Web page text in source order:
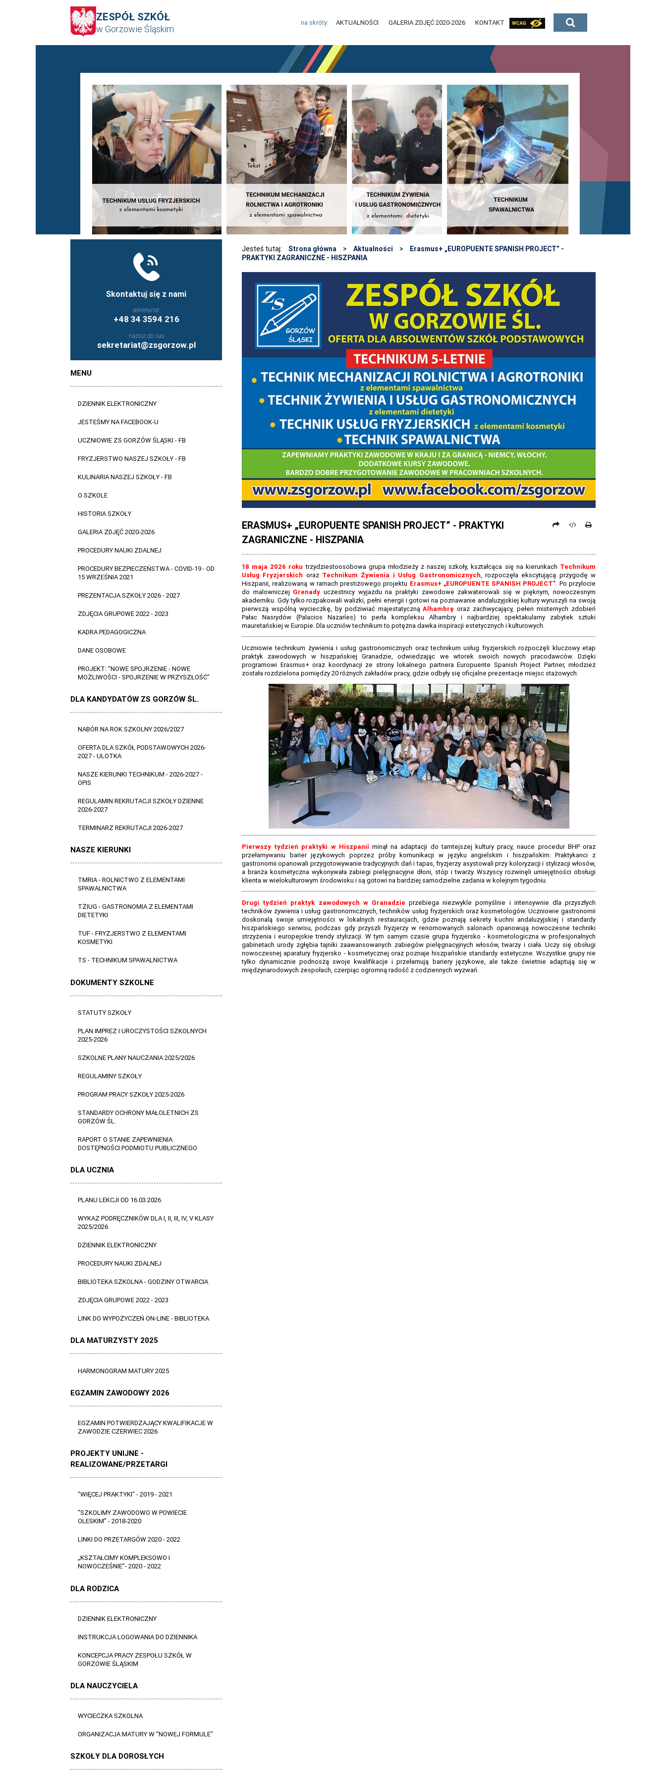
ZESPÓŁ SZKÓŁ
w Gorzowie Śląskim
na skróty: AKTUALNOŚCI GALERIA ZDJĘĆ 2020-2026 KONTAKT
Skontaktuj się z nami
sekretariat
+48 34 3594 216
napisz do nas
sekretariat@zsgorzow.pl
MENU
DZIENNIK ELEKTRONICZNY
JESTEŚMY NA FACEBOOK-U
UCZNIOWIE ZS GORZÓW ŚLĄSKI - FB
FRYZJERSTWO NASZEJ SZKOŁY - FB
KULINARIA NASZEJ SZKOŁY - FB
O SZKOLE
HISTORIA SZKOŁY
GALERIA ZDJĘĆ 2020-2026
PROCEDURY NAUKI ZDALNEJ
PROCEDURY BEZPIECZEŃSTWA - COVID-19 - OD
15 WRZEŚNIA 2021
PREZENTACJA SZKOŁY 2026 - 2027
ZDJĘCIA GRUPOWE 2022 - 2023
KADRA PEDAGOGICZNA
DANE OSOBOWE
PROJEKT: "NOWE SPOJRZENIE - NOWE
MOŻLIWOŚCI - SPOJRZENIE W PRZYSZŁOŚĆ"
DLA KANDYDATÓW ZS GORZÓW ŚL.
NABÓR NA ROK SZKOLNY 2026/2027
OFERTA DLA SZKÓŁ PODSTAWOWYCH 2026-
2027 - ULOTKA
NASZE KIERUNKI TECHNIKUM - 2026-2027 -
OPIS
REGULAMIN REKRUTACJI SZKOŁY DZIENNE
2026-2027
TERMINARZ REKRUTACJI 2026-2027
NASZE KIERUNKI
TMRIA - ROLNICTWO Z ELEMENTAMI
SPAWALNICTWA
TŻIUG - GASTRONOMIA Z ELEMENTAMI
DIETETYKI
TUF - FRYZJERSTWO Z ELEMENTAMI
KOSMETYKI
TS - TECHNIKUM SPAWALNICTWA
DOKUMENTY SZKOLNE
STATUTY SZKOŁY
PLAN IMPREZ I UROCZYSTOŚCI SZKOLNYCH
2025-2026
SZKOLNE PLANY NAUCZANIA 2025/2026
REGULAMINY SZKOŁY
PROGRAM PRACY SZKOŁY 2025-2026
STANDARDY OCHRONY MAŁOLETNICH ZS
GORZÓW ŚL.
RAPORT O STANIE ZAPEWNIENIA
DOSTĘPNOŚCI PODMIOTU PUBLICZNEGO
DLA UCZNIA
PLANU LEKCJI OD 16.03.2026
WYKAZ PODRĘCZNIKÓW DLA I, II, III, IV, V KLASY
2025/2026
DZIENNIK ELEKTRONICZNY
PROCEDURY NAUKI ZDALNEJ
BIBLIOTEKA SZKOLNA - GODZINY OTWARCIA
ZDJĘCIA GRUPOWE 2022 - 2023
LINK DO WYPOŻYCZEŃ ON-LINE - BIBLIOTEKA
DLA MATURZYSTY 2025
HARMONOGRAM MATURY 2025
EGZAMIN ZAWODOWY 2026
EGZAMIN POTWIERDZAJĄCY KWALIFIKACJE W
ZAWODZIE CZERWIEC 2026
PROJEKTY UNIJNE -
REALIZOWANE/PRZETARGI
"WIĘCEJ PRAKTYKI" - 2019 - 2021
"SZKOLIMY ZAWODOWO W POWIECIE
OLESKIM” - 2018-2020
LINKI DO PRZETARGÓW 2020 - 2022
„KSZTAŁCIMY KOMPLEKSOWO I
NOWOCZEŚNIE”- 2020 - 2022
DLA RODZICA
DZIENNIK ELEKTRONICZNY
INSTRUKCJA LOGOWANIA DO DZIENNIKA
KONCEPCJA PRACY ZESPOŁU SZKÓŁ W
GORZOWIE ŚLĄSKIM
DLA NAUCZYCIELA
WYCIECZKA SZKOLNA
ORGANIZACJA MATURY W "NOWEJ FORMULE"
SZKOŁY DLA DOROSŁYCH
Jesteś tutaj: Strona główna > Aktualności >
Erasmus+ „EUROPUENTE SPANISH PROJECT” -
PRAKTYKI ZAGRANICZNE - HISZPANIA
ERASMUS+ „EUROPUENTE SPANISH PROJECT” - PRAKTYKI
ZAGRANICZNE - HISZPANIA
18 maja 2026 roku trzydziestoosobowa grupa młodzieży z naszej szkoły, kształcąca się na kierunkach Technikum
Usług Fryzjerskich oraz Technikum Żywienia i Usług Gastronomicznych, rozpoczęła ekscytującą przygodę w
Hiszpanii, realizowaną w ramach prestiżowego projektu Erasmus+ „EUROPUENTE SPANISH PROJECT”. Po przylocie
do malowniczej Grenady uczestnicy wyjazdu na praktyki zawodowe zakwaterowali się w pięknym, nowoczesnym
akademiku. Gdy tylko rozpakowali walizki, pełni energii i gotowi na poznawanie andaluzyjskiej kultury wyruszyli na swoją
pierwszą wspólną wycieczkę, by podziwiać majestatycznąAlhambrę oraz zachwycający, pełen misternych zdobień
Pałac Nasrydów (Palacios Nazaríes) to perła kompleksu Alhambry i najbardziej spektakularny zabytek sztuki
mauretańskiej w Europie. Dla uczniów technikum to potężna dawka inspiracji estetycznych i kulturowych.
Uczniowie technikum żywienia i usług gastronomicznych oraz technikum usług fryzjerskich rozpoczęli kluczowy etap
praktyk zawodowych w hiszpańskiej Granadzie, odwiedzając we wtorek swoich nowych pracodawców. Dzięki
programowi Erasmus+ oraz koordynacji ze strony lokalnego partnera Europuente Spanish Project Partner, młodzież
została rozdzielona pomiędzy 20 różnych zakładów pracy, gdzie odbyły się oficjalne prezentacje miejsc stażowych.
Pierwszy tydzień praktyki w Hiszpanii minął na adaptacji do tamtejszej kultury pracy, nauce procedur BHP oraz
przełamywaniu barier językowych poprzez próby komunikacji w języku angielskim i hiszpańskim. Praktykanci z
gastronomii opanowali przygotowywanie tradycyjnych dań i tapas, fryzjerzy asystowali przy koloryzacji i stylizacji włosów,
a branża kosmetyczna wykonywała zabiegi pielęgnacyjne dłoni, stóp i twarzy. Wszyscy rozwinęli umiejętności obsługi
klienta w wielokulturowym środowisku i są gotowi na bardziej samodzielne zadania w kolejnym tygodniu.
Drugi tydzień praktyk zawodowych w Granadzie przebiega niezwykle pomyślnie i intensywnie dla przyszłych
techników żywienia i usług gastronomicznych, techników usług fryzjerskich oraz kosmetologów. Uczniowie gastronomii
doskonalą swoje umiejętności w lokalnych restauracjach, gdzie poznają sekrety kuchni andaluzyjskiej i standardy
hiszpańskiego serwisu, podczas gdy przyszli fryzjerzy w renomowanych salonach opanowują nowoczesne techniki
strzyżenia i europejskie trendy stylizacji. W tym samym czasie grupa fryzjersko - kosmetologiczna w profesjonalnych
gabinetach urody zgłębia tajniki zaawansowanych zabiegów pielęgnacyjnych włosów, twarzy i ciała. Uczy się obsługi
nowoczesnej aparatury fryzjersko - kosmetycznej oraz poznaje hiszpańskie standardy estetyczne. Wszystkie grupy nie
tylko dynamicznie podnoszą swoje kwalifikacje i przełamują bariery językowe, ale także świetnie adaptują się w
międzynarodowych zespołach, czerpiąc ogromną radość z codziennych wyzwań.